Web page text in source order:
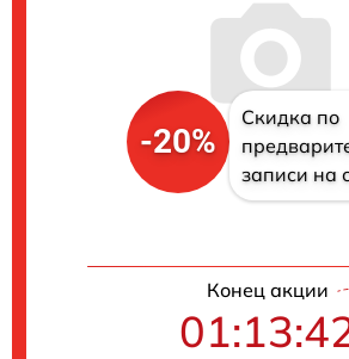
-20%
Скидка по
записи на
Конец акции